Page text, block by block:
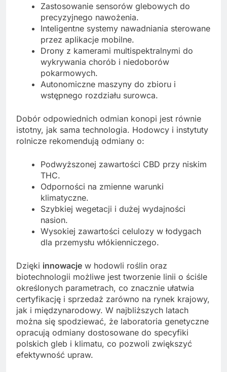
Zastosowanie sensorów glebowych do
precyzyjnego nawożenia.
Inteligentne systemy nawadniania sterowane
przez aplikacje mobilne.
Drony z kamerami multispektralnymi do
wykrywania chorób i niedoborów
pokarmowych.
Autonomiczne maszyny do zbioru i
wstępnego rozdziału surowca.
Dobór odpowiednich odmian konopi jest równie
istotny, jak sama technologia. Hodowcy i instytuty
rolnicze rekomendują odmiany o:
Podwyższonej zawartości CBD przy niskim
THC.
Odporności na zmienne warunki
klimatyczne.
Szybkiej wegetacji i dużej wydajności
nasion.
Wysokiej zawartości celulozy w łodygach
dla przemysłu włókienniczego.
Dzięki innowacje w hodowli roślin oraz
biotechnologii możliwe jest tworzenie linii o ściśle
określonych parametrach, co znacznie ułatwia
certyfikację i sprzedaż zarówno na rynek krajowy,
jak i międzynarodowy. W najbliższych latach
można się spodziewać, że laboratoria genetyczne
opracują odmiany dostosowane do specyfiki
polskich gleb i klimatu, co pozwoli zwiększyć
efektywność upraw.